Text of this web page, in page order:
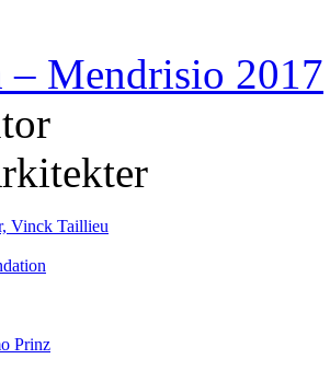
– Mendrisio 2017
Vinck Taillieu
Prinz